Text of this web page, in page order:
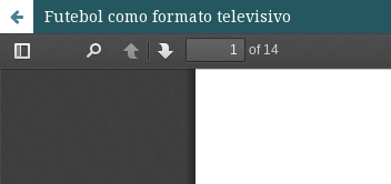
Futebol como formato televisivo